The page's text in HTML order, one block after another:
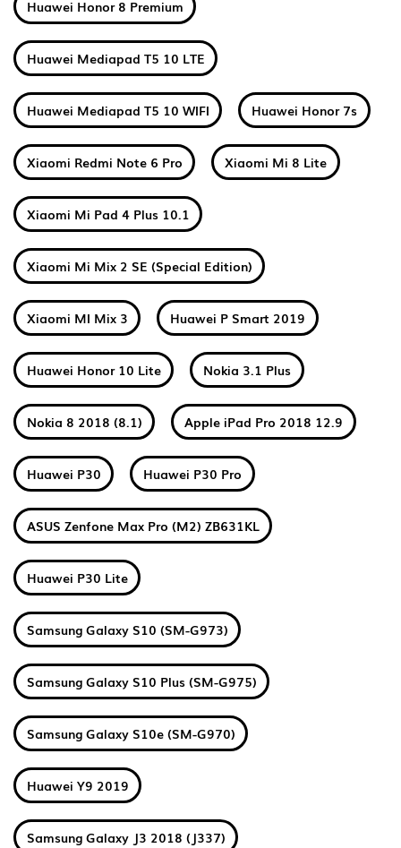
Huawei Honor 8 Premium
Huawei Mediapad T5 10 LTE
Huawei Mediapad T5 10 WIFI Huawei Honor 7s
Xiaomi Redmi Note 6 Pro Xiaomi Mi 8 Lite
Xiaomi Mi Pad 4 Plus 10.1
Xiaomi Mi Mix 2 SE (Special Edition)
Xiaomi MI Mix 3 Huawei P Smart 2019
Huawei Honor 10 Lite Nokia 3.1 Plus
Nokia 8 2018 (8.1) Apple iPad Pro 2018 12.9
Huawei P30 Huawei P30 Pro
ASUS Zenfone Max Pro (M2) ZB631KL
Huawei P30 Lite
Samsung Galaxy S10 (SM-G973)
Samsung Galaxy S10 Plus (SM-G975)
Samsung Galaxy S10e (SM-G970)
Huawei Y9 2019
Samsung Galaxy J3 2018 (J337)